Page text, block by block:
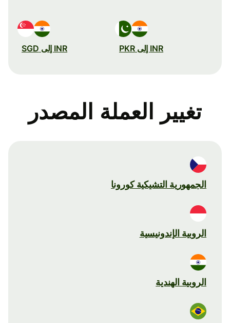
INR إلى PKR INR إلى SGD
تغيير العملة المصدر
الجمهورية التشيكية كورونا
الروبية الإندونيسية
الروبية الهندية